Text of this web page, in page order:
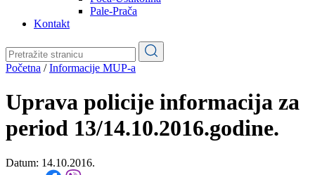
Općine
Pale-Prača
Kontakt
Početna/Informacije MUP-a
Uprava policije informacija za
period 13/14.10.2016.godine.